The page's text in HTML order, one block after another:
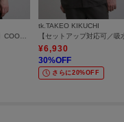
tk.TAKEO KIKUCHI
¥6,930
30%OFF
さらに20%OFF